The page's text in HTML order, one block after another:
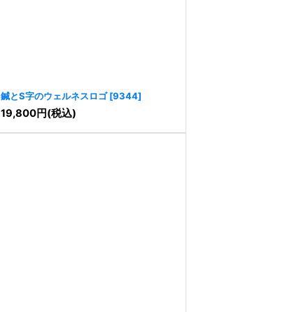
鍼とS字のウェルネスロゴ [9344]
19,800円(税込)